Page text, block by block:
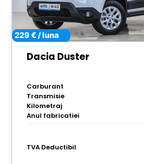
229 € / luna
Dacia Duster
Carburant
Transmisie
Kilometraj
Anul fabricatiei
TVA Deductibil